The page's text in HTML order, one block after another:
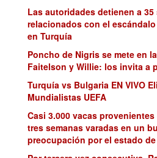
Las autoridades detienen a
relacionados con el
en Turquía
Poncho de Nigris se mete en
Faitelson y Willie: los invita a
Turquía vs Bulgaria EN VIVO
Mundialistas UEFA
Casi 3.000 vacas
tres semanas varadas en un
preocupación por el estado